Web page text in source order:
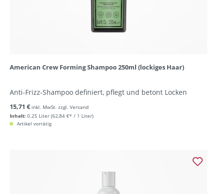
American Crew Forming Shampoo 250ml (lockiges Haar)
Anti-Frizz-Shampoo definiert, pflegt und betont Locken
Inhalt: 0.25 Liter (62,84 €* / 1 Liter)
15,71 € inkl. MwSt. zzgl. Versand
Artikel vorrätig